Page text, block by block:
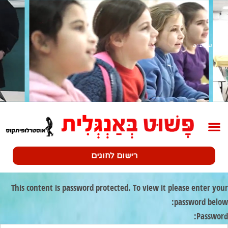
רישום לחוגים
This content is password protected. To view it please enter your
password below:
Password: